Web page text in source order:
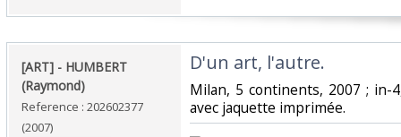
‎[ART] - HUMBERT
(Raymond)‎
Reference : 202602377
(2007)
‎D'un art, l'autre. ‎
‎Milan, 5 continents, 2007 ;
avec jaquette imprimée.‎